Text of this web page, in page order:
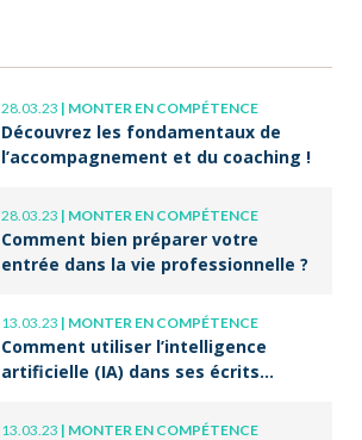
28.03.23 | MONTER EN COMPÉTENCE
Découvrez les fondamentaux de
l’accompagnement et du coaching !
28.03.23 | MONTER EN COMPÉTENCE
Comment bien préparer votre
entrée dans la vie professionnelle ?
13.03.23 | MONTER EN COMPÉTENCE
Comment utiliser l’intelligence
artificielle (IA) dans ses écrits
13.03.23 | MONTER EN COMPÉTENCE